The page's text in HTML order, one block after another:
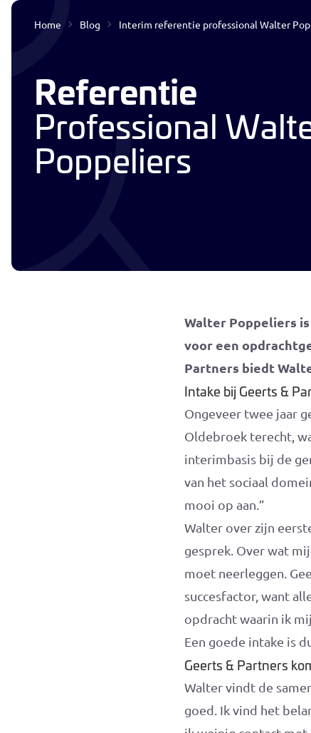
Interim & Detacheren
Home Blog Interim referentie professional Walter
Referentie
Professional
Poppeliers
Walter Poppeliers
voor een
Partners biedt
Intake bij Geerts &
Ongeveer twee jaar
Oldebroek terecht,
interimbasis bij de
van het sociaal
mooi op aan.”
Walter over zijn
gesprek. Over wat
moet neerleggen.
succesfactor, want
opdracht waarin ik
Een goede intake is
Geerts & Partners
Walter vindt de
goed. Ik vind het